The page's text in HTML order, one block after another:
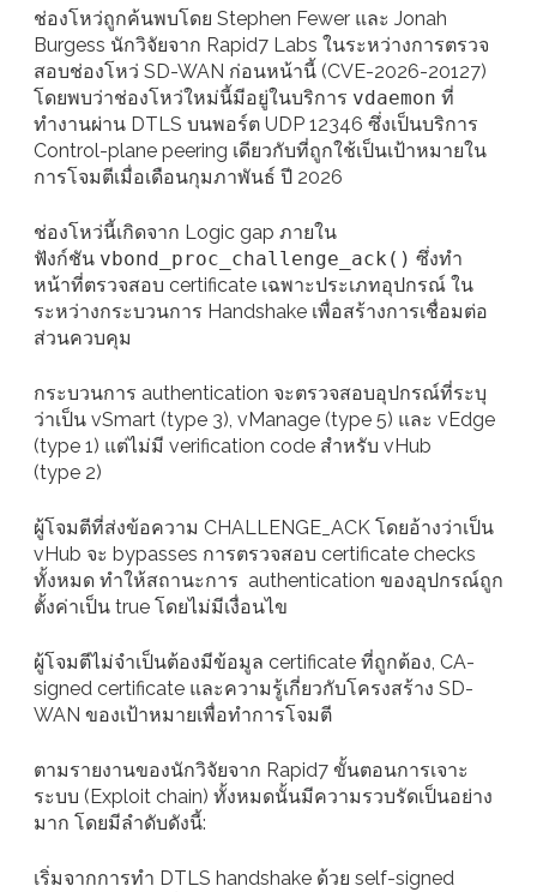
ช่องโหว่ถูกค้นพบโดย Stephen Fewer และ Jonah
Burgess นักวิจัยจาก Rapid7 Labs ในระหว่างการตรวจ
สอบช่องโหว่ SD-WAN ก่อนหน้านี้ (CVE-2026-20127)
โดยพบว่าช่องโหว่ใหม่นี้มีอยู่ในบริการ vdaemon ที่
ทำงานผ่าน DTLS บนพอร์ต UDP 12346 ซึ่งเป็นบริการ
Control-plane peering เดียวกับที่ถูกใช้เป็นเป้าหมายใน
การโจมตีเมื่อเดือนกุมภาพันธ์ ปี 2026
ช่องโหว่นี้เกิดจาก Logic gap ภายใน
ฟังก์ชัน vbond_proc_challenge_ack() ซึ่งทำ
หน้าที่ตรวจสอบ certificate เฉพาะประเภทอุปกรณ์ ใน
ระหว่างกระบวนการ Handshake เพื่อสร้างการเชื่อมต่อ
ส่วนควบคุม
กระบวนการ authentication จะตรวจสอบอุปกรณ์ที่ระบุ
ว่าเป็น vSmart (type 3), vManage (type 5) และ vEdge
(type 1) แต่ไม่มี verification code สำหรับ vHub
(type 2)
ผู้โจมตีที่ส่งข้อความ CHALLENGE_ACK โดยอ้างว่าเป็น
vHub จะ bypasses การตรวจสอบ certificate checks
ทั้งหมด ทำให้สถานะการ authentication ของอุปกรณ์ถูก
ตั้งค่าเป็น true โดยไม่มีเงื่อนไข
ผู้โจมตีไม่จำเป็นต้องมีข้อมูล certificate ที่ถูกต้อง, CA-
signed certificate และความรู้เกี่ยวกับโครงสร้าง SD-
WAN ของเป้าหมายเพื่อทำการโจมตี
ตามรายงานของนักวิจัยจาก Rapid7 ขั้นตอนการเจาะ
ระบบ (Exploit chain) ทั้งหมดนั้นมีความรวบรัดเป็นอย่าง
มาก โดยมีลำดับดังนี้:
เริ่มจากการทำ DTLS handshake ด้วย self-signed